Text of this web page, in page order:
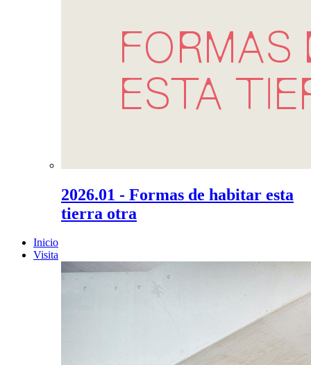
2026.01 - Formas de habitar esta
tierra otra
Inicio
Visita